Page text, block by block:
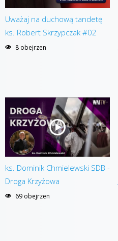
Uważaj na duchową tandetę
ks. Robert Skrzypczak #02
8 obejrzen
ks. Dominik Chmielewski SDB -
Droga Krzyżowa
69 obejrzen